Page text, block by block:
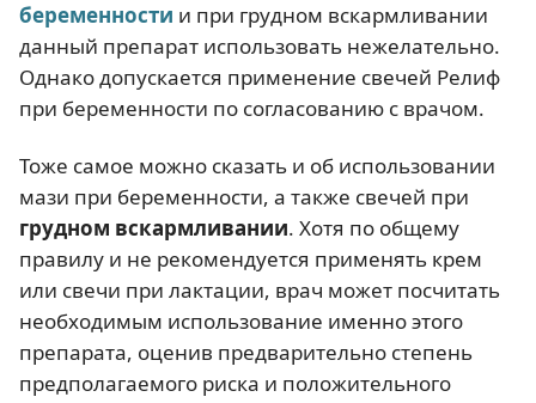
беременности и при грудном вскармливании
данный препарат использовать нежелательно.
Однако допускается применение свечей Релиф
при беременности по согласованию с врачом.
Тоже самое можно сказать и об использовании
мази при беременности, а также свечей при
грудном вскармливании. Хотя по общему
правилу и не рекомендуется применять крем
или свечи при лактации, врач может посчитать
необходимым использование именно этого
препарата, оценив предварительно степень
предполагаемого риска и положительного